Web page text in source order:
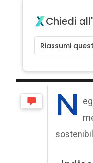
Chiedi
Riassumi
N